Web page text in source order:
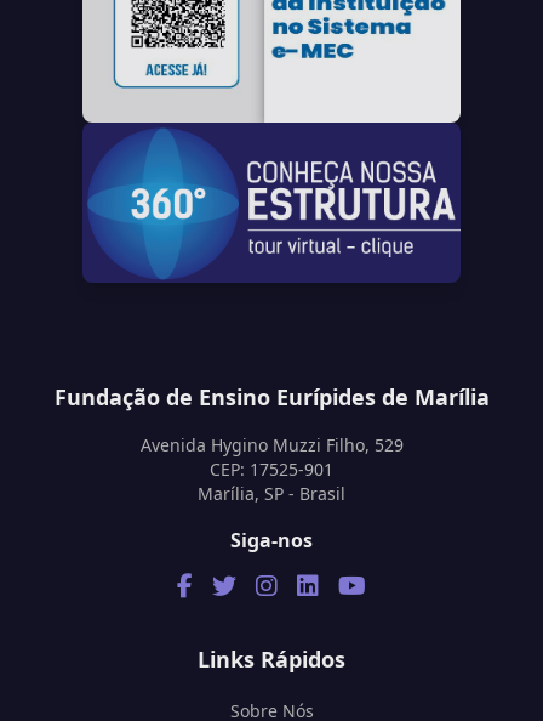
Fundação de Ensino Eurípides de Marília
Avenida Hygino Muzzi Filho, 529
CEP: 17525-901
Marília, SP - Brasil
Siga-nos
Links Rápidos
Sobre Nós